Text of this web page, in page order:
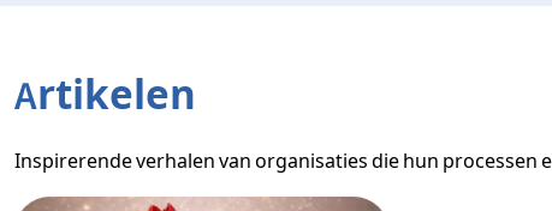
Artikelen
Inspirerende verhalen van organisaties die hun processen